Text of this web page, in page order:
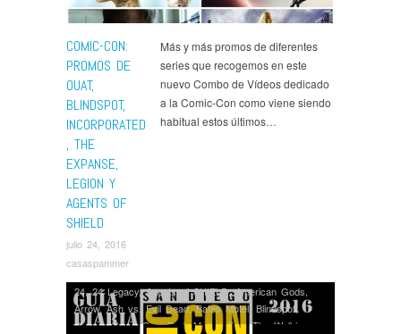
COMIC-CON:
PROMOS DE
OUAT,
BLINDSPOT,
INCORPORATED
, THE
EXPANSE,
LEGION Y
AGENTS OF
SHIELD
julio 24, 2016
casaspammer
Más y más promos de diferentes
series que recogemos en este
nuevo Combo de Vídeos dedicado
a la Comic-Con como viene siendo
habitual estos últimos…
24,24 Legacy,Agents of SHIELD,American Gods,
Arrow,Ash vs. Evil Dead,Bates Motel, Blindspot,
Colony,Comic-Con,Dark Matter,Fear The Walking